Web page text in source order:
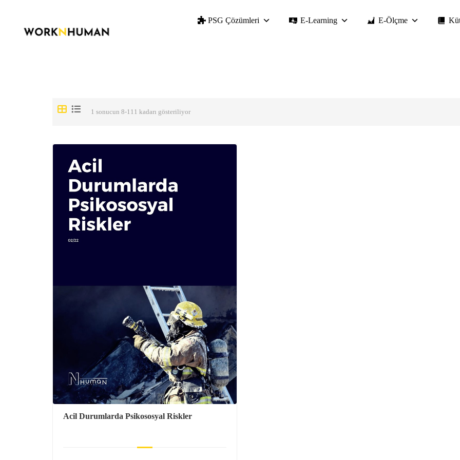
PSG Çözümleri E-Learning E-Ölçme
1 sonucun 8-111 kadarı gösteriliyor
Acil Durumlarda Psikososyal Riskler